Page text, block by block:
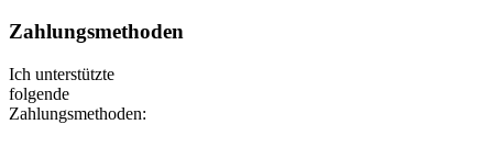
Zahlungsmethoden
Ich unterstützte
folgende
Zahlungsmethoden: